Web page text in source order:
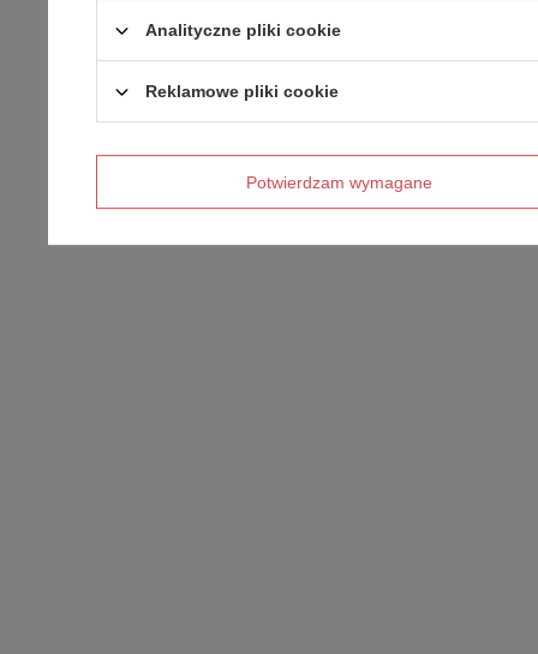
Analityczne pliki cookie
Reklamowe pliki cookie
Potwierdzam wymagane